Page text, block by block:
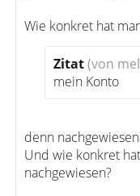
Wie konkret hat
Zitat(von
mein Konto
denn
Und wie konkret
nachgewiesen?